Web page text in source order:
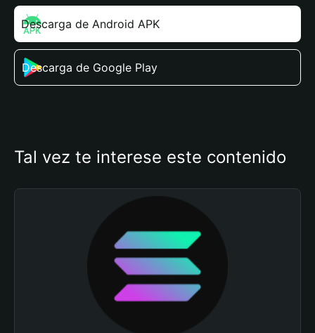
Descarga de Android APK
Descarga de Google Play
Tal vez te interese este contenido